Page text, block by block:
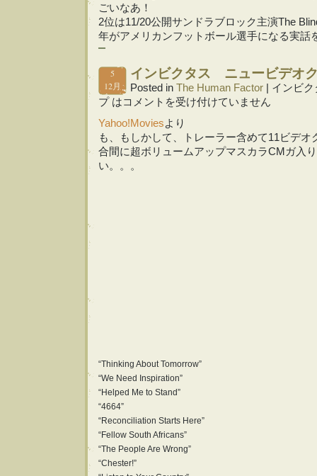
ごいなあ！
2位は11/20公開サンドラブロック主演The
年がアメリカンフットボール選手になる実話
5
12月
インビクタス ニュービデオ
Posted in The Human Factor
インビ
プ はコメントを受け付けていません
Yahoo!Moviesより
も、もしかして、トレーラー含めて11ビデ
合間に超ボリュームアップマスカラCMガ入
い。。。
“Thinking About Tomorrow”
“We Need Inspiration”
“Helped Me to Stand”
“4664”
“Reconciliation Starts Here”
“Fellow South Africans”
“The People Are Wrong”
“Chester!”